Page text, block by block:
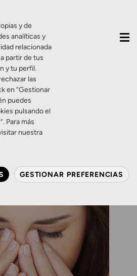
primavera.
y de
analíticas y
relacionada
partir de tus
y tu perfil.
las
en “Gestionar
puedes
pulsando el
Para más
nuestra
GESTIONAR PREFERENCIAS